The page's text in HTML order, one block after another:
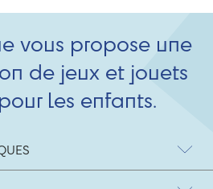
vous propose une
de jeux et jouets
les enfants.